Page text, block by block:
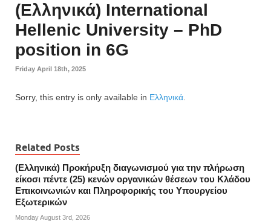
(Ελληνικά) International
Hellenic University – PhD
position in 6G
Friday April 18th, 2025
Sorry, this entry is only available in Ελληνικά
Related Posts
(Ελληνικά) Προκήρυξη διαγωνισμού για την πλήρωση
είκοσι πέντε (25) κενών οργανικών θέσεων του Κλάδου
Επικοινωνιών και Πληροφορικής του Υπουργείου
Εξωτερικών
Monday August 3rd, 2026